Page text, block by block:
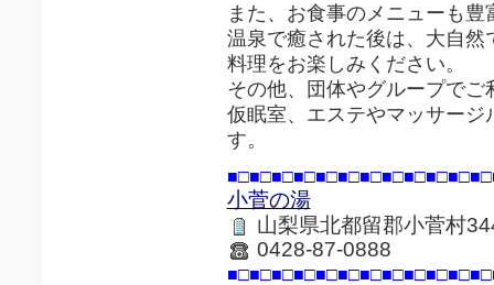
また、お食事のメニューも
温泉で癒された後は、大自
料理をお楽しみください。
その他、団体やグループでご
仮眠室、エステやマッサー
す。
小菅の湯
山梨県北都留郡小菅村
0428-87-0888